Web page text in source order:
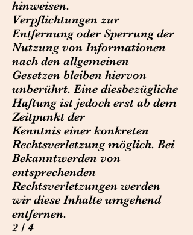
hinweisen.
Verpflichtungen zur
Entfernung oder Sperrung der
Nutzung von Informationen
nach den allgemeinen
Gesetzen bleiben hiervon
unberührt. Eine diesbezügliche
Haftung ist jedoch erst ab dem
Zeitpunkt der
Kenntnis einer konkreten
Rechtsverletzung möglich. Bei
Bekanntwerden von
entsprechenden
Rechtsverletzungen werden
wir diese Inhalte umgehend
entfernen.
2 / 4